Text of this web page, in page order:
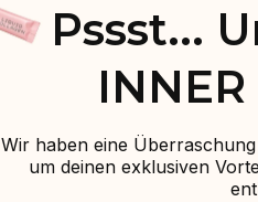
Pssst...
Wir haben eine
um deinen exklusiven